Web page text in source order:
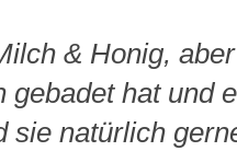
& Honig,
gebadet hat und
sie natürlich